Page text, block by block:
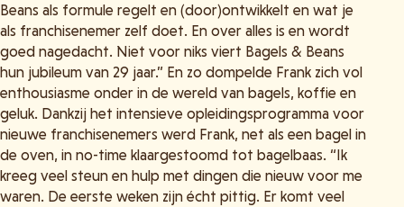
Beans als formule regelt en (door)ontwikkelt en wat je
als franchisenemer zelf doet. En over alles is en wordt
goed nagedacht. Niet voor niks viert Bagels & Beans
hun jubileum van 29 jaar.” En zo dompelde Frank zich vol
enthousiasme onder in de wereld van bagels, koffie en
geluk. Dankzij het intensieve opleidingsprogramma voor
nieuwe franchisenemers werd Frank, net als een bagel in
de oven, in no-time klaargestoomd tot bagelbaas. “Ik
kreeg veel steun en hulp met dingen die nieuw voor me
waren. De eerste weken zijn écht pittig. Er komt veel